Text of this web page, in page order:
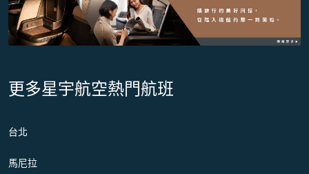
更多星宇航空熱門航班
台北
馬尼拉